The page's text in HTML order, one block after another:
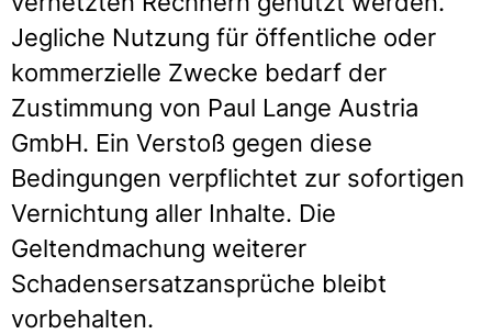
Jegliche Nutzung für öffentliche oder
kommerzielle Zwecke bedarf der
Zustimmung von Paul Lange Austria
GmbH. Ein Verstoß gegen diese
Bedingungen verpflichtet zur sofortigen
Vernichtung aller Inhalte. Die
Geltendmachung weiterer
Schadensersatzansprüche bleibt
vorbehalten.